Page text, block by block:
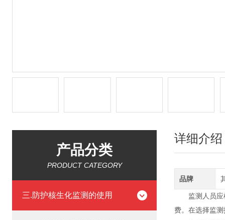
产品分类
PRODUCT CATEGORY
三.防护核生化监测的使用
详细介绍
品牌
监测人员
费。在选择监